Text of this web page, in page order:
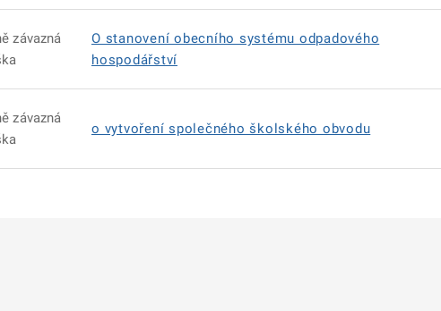
závazná
O stanovení obecního systému odpadového
hospodářství
závazná
o vytvoření společného školského obvodu